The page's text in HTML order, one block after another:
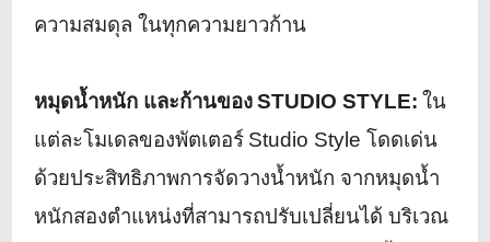
ความสมดุล ในทุกความยาวก้าน
หมุดน้ำหนัก และก้านของ STUDIO STYLE: ใน
แต่ละโมเดลของพัตเตอร์ Studio Styleโดดเด่น
ด้วยประสิทธิภาพการจัดวางน้ำหนัก จากหมุดน้ำ
หนักสองตำแหน่งที่สามารถปรับเปลี่ยนได้ บริเวณ